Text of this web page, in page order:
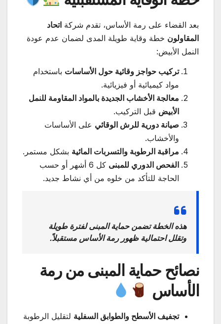
بعد القضاء على رمة الأساس، تقدم شركة اتحاد
المقاولون خطة وقاية طويلة المدى لضمان عدم عودة
النمل الأبيض:
تركيب حواجز وقائية حول الأساسات باستخدام
مواد كيميائية أو فيزيائية.
معالجة الأخشاب الجديدة بالمواد المقاومة للنمل
الأبيض قبل التركيب.
صيانة دورية للرش الوقائي على الأساسات
والأخشاب.
مراقبة الرطوبة والتسربات المائية بشكل مستمر.
الفحص الدوري للمبنى
كل 6 أشهر أو حسب
الحاجة للتأكد من خلوه من أي نشاط جديد.
هذه الخطة تضمن حماية المبنى لفترة طويلة
وتقلل احتمالية ظهور رمة الأساس مستقبلاً.
نصائح حماية المبنى من رمة
الأساس
تجفيف الأسطح والطوابق السفلية لتقليل الرطوبة